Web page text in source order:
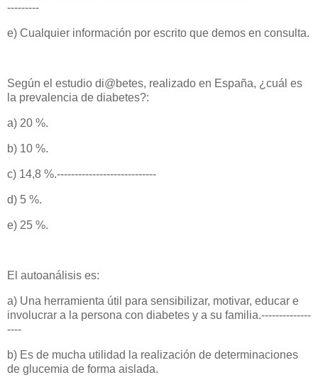
---------
e) Cualquier información por escrito que demos en consulta.
Según el estudio di@betes, realizado en España, ¿cuál es
la prevalencia de diabetes?:
a) 20 %.
b) 10 %.
c) 14,8 %.----------------------------
d) 5 %.
e) 25 %.
El autoanálisis es:
a) Una herramienta útil para sensibilizar, motivar, educar e
involucrar a la persona con diabetes y a su familia.--------------
----
b) Es de mucha utilidad la realización de determinaciones
de glucemia de forma aislada.